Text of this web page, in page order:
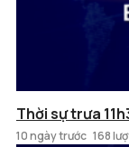
Thời sự trưa
10 ngày trước 168